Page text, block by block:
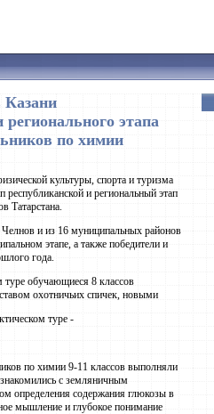
Казани
этапа
по химии
культуры, спорта и туризма
и региональный этап
Татарстана.
и из 16 муниципальных районов
этапе, а также победители и
года.
обучающиеся 8 классов
охотничьих спичек, новыми
туре -
по химии 9-11 классов выполняли
с земляничным
определения содержания глюкозы в
мышление и глубокое понимание